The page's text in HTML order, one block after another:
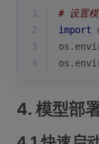
1
# 设置模
2
import
3
4
4. 模型部